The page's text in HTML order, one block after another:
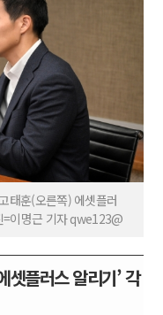
태훈(오른쪽) 에셋플러
이명근 기자 qwe123@
셋플러스 알리기’ 각